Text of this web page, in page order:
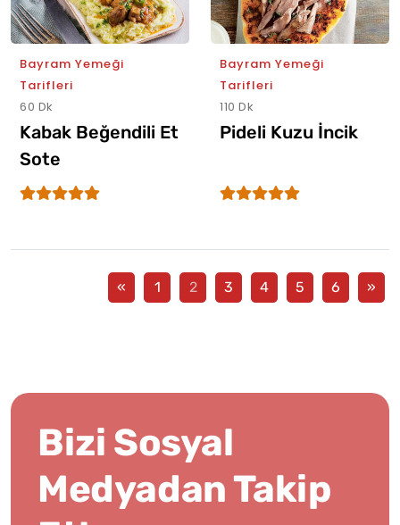
Bayram Yemeği
Tarifleri
60 Dk
Kabak Beğendili Et
Sote
Bayram Yemeği
Tarifleri
110 Dk
Pideli Kuzu İncik
« 1 2 3 4 5 6 »
Bizi Sosyal
Medyadan Takip